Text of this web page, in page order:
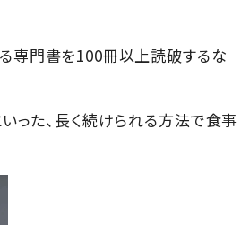
専門書を100冊以上読破するな
った、長く続けられる方法で食事